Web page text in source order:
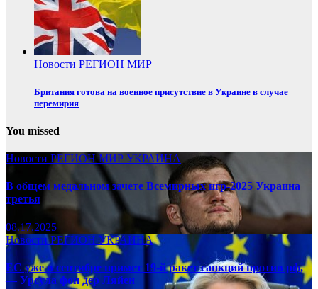
Новости РЕГИОН МИР
Британия готова на военное присутствие в Украине в случае
перемирия
You missed
Новости РЕГИОНМИР УКРАИНА
В общем медальном зачете Всемирных игр-2025 Украина
третья
08.17.2025
НовостиРЕГИОНУКРАИНА
ЕС уже в сентябре примет 19-й ракет санкций против рф,
— Урсула фон дер Ляйен